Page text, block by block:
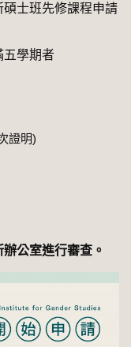
士班先修課程申請
五學期者
證明)
公室進行審查。